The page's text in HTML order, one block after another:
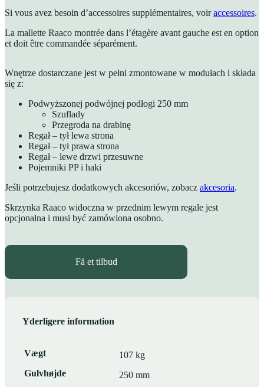
Si vous avez besoin d’accessoires supplémentaires, voiraccessoires.
La mallette Raaco montrée dans l’étagère avant gauche est en option
et doit être commandée séparément.
Wnętrze dostarczane jest w pełni zmontowane w modułach i składa
się z:
Podwyższonej podwójnej podłogi 250 mm
Szuflady
Przegroda na drabinę
Regał – tył lewa strona
Regał – tył prawa strona
Regał – lewe drzwi przesuwne
Pojemniki PP i haki
Jeśli potrzebujesz dodatkowych akcesoriów, zobacz akcesoria.
Skrzynka Raaco widoczna w przednim lewym regale jest
opcjonalna i musi być zamówiona osobno.
Få et tilbud
Yderligere information
Vægt
107 kg
Gulvhøjde
250 mm